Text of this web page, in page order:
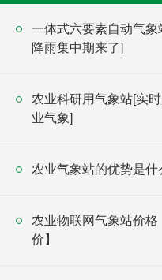
一体式六要素自动气象
降雨集中期来了]
农业科研用气象站[实
业气象]
农业气象站的优势是什
农业物联网气象站价格
价】